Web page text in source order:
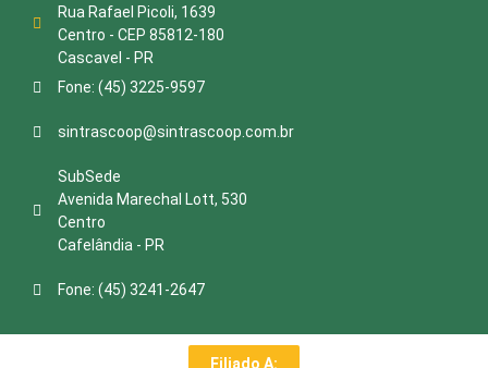
Rua Rafael Picoli, 1639
Centro - CEP 85812-180
Cascavel - PR
Fone: (45) 3225-9597
sintrascoop@sintrascoop.com.br
SubSede
Avenida Marechal Lott, 530
Centro
Cafelândia - PR
Fone: (45) 3241-2647
Filiado A: